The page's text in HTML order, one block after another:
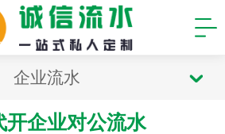
企业流水
开企业对公流水